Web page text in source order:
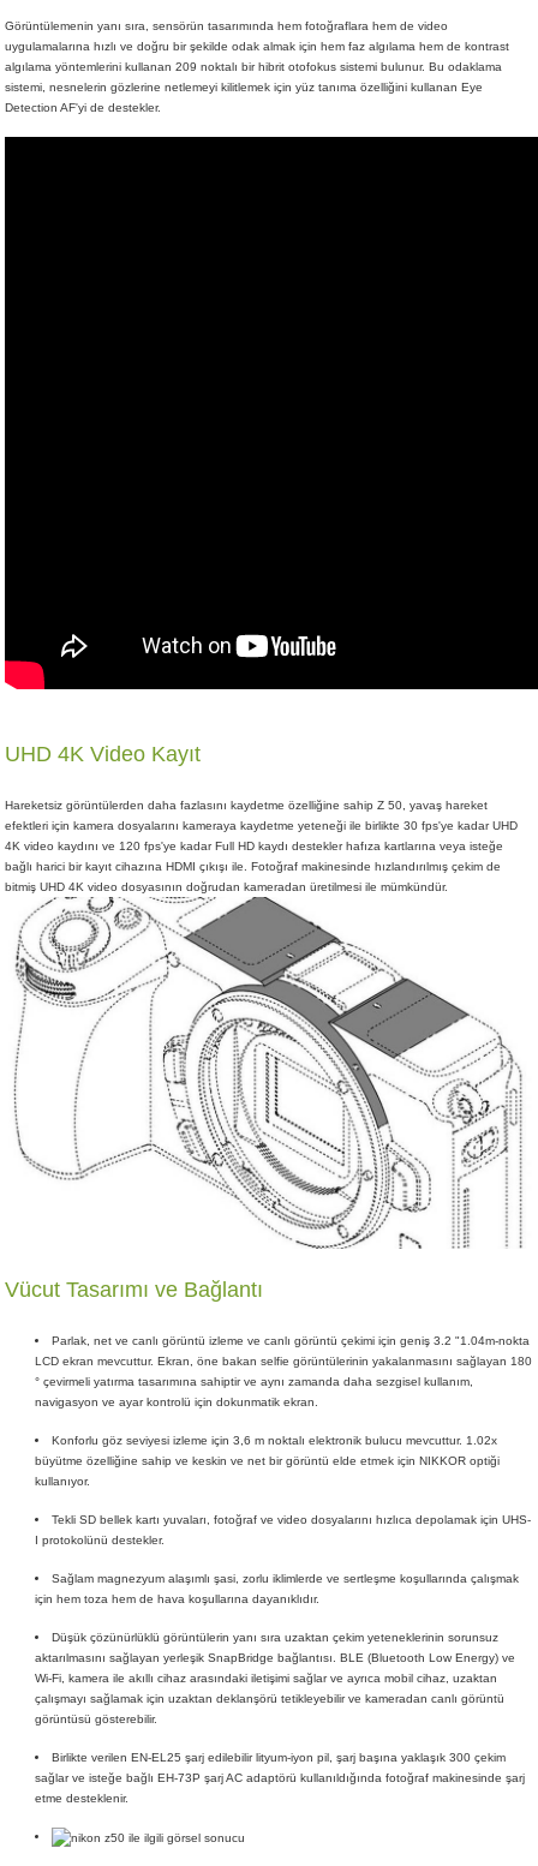
Görüntülemenin yanı sıra, sensörün tasarımında hem fotoğraflara hem de video
uygulamalarına hızlı ve doğru bir şekilde odak almak için hem faz algılama hem de kontrast
algılama yöntemlerini kullanan 209 noktalı bir hibrit otofokus sistemi bulunur. Bu odaklama
sistemi, nesnelerin gözlerine netlemeyi kilitlemek için yüz tanıma özelliğini kullanan Eye
Detection AF'yi de destekler.
UHD 4K Video Kayıt
Hareketsiz görüntülerden daha fazlasını kaydetme özelliğine sahip Z 50, yavaş hareket
efektleri için kamera dosyalarını kameraya kaydetme yeteneği ile birlikte 30 fps'ye kadar UHD
4K video kaydını ve 120 fps'ye kadar Full HD kaydı destekler hafıza kartlarına veya isteğe
bağlı harici bir kayıt cihazına HDMI çıkışı ile. Fotoğraf makinesinde hızlandırılmış çekim de
bitmiş UHD 4K video dosyasının doğrudan kameradan üretilmesi ile mümkündür.
Vücut Tasarımı ve Bağlantı
Parlak, net ve canlı görüntü izleme ve canlı görüntü çekimi için geniş 3.2 "1.04m-nokta
LCD ekran mevcuttur. Ekran, öne bakan selfie görüntülerinin yakalanmasını sağlayan 180
° çevirmeli yatırma tasarımına sahiptir ve aynı zamanda daha sezgisel kullanım,
navigasyon ve ayar kontrolü için dokunmatik ekran.
Konforlu göz seviyesi izleme için 3,6 m noktalı elektronik bulucu mevcuttur. 1.02x
büyütme özelliğine sahip ve keskin ve net bir görüntü elde etmek için NIKKOR optiği
kullanıyor.
Tekli SD bellek kartı yuvaları, fotoğraf ve video dosyalarını hızlıca depolamak için UHS-
I protokolünü destekler.
Sağlam magnezyum alaşımlı şasi, zorlu iklimlerde ve sertleşme koşullarında çalışmak
için hem toza hem de hava koşullarına dayanıklıdır.
Düşük çözünürlüklü görüntülerin yanı sıra uzaktan çekim yeteneklerinin sorunsuz
aktarılmasını sağlayan yerleşik SnapBridge bağlantısı. BLE (Bluetooth Low Energy) ve
Wi-Fi, kamera ile akıllı cihaz arasındaki iletişimi sağlar ve ayrıca mobil cihaz, uzaktan
çalışmayı sağlamak için uzaktan deklanşörü tetikleyebilir ve kameradan canlı görüntü
görüntüsü gösterebilir.
Birlikte verilen EN-EL25 şarj edilebilir lityum-iyon pil, şarj başına yaklaşık 300 çekim
sağlar ve isteğe bağlı EH-73P şarj AC adaptörü kullanıldığında fotoğraf makinesinde şarj
etme desteklenir.